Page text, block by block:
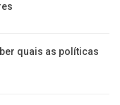
quais as políticas